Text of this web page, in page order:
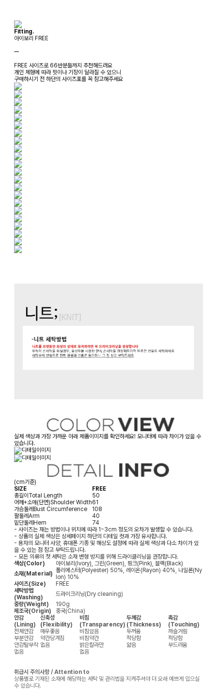
Fitting.
아이보리 FREE
ㅡ
FREE 사이즈로 66반분들까지 추천해드려요
개인 체형에 따라 핏이나 기장이 달라질 수 있으니
구매하시기 전 하단의 사이즈표를 꼭 참고해주세요
실제 색상과 가장 가까운 아래 제품이미지를 확인하세요! 모니터에 따라 차이가 있을 수
있습니다.
(cm기준)
SIZE
FREE
총길이 Total Length
50
어깨+소매(단면)Shoulder Width61
가슴둘레 Bust Circumference
108
팔둘레 Arm
40
밑단둘레 Hem
74
- 사이즈는 재는 방법이나 위치에 따라 1~3cm 정도의 오차가 발생할 수 있습니다.
- 상품의 실제 색상은 상세페이지 하단의 디테일 컷과 가장 유사합니다.
- 용자의 모니터 사양, 휴대폰 기종 및 해상도 설정에 따라 실제 색상과 다소 차이가 있
을 수 있는 점 참고 부탁드립니다.
- 모든 의류의 첫 세탁은 소재 변형 방지를 위해 드라이클리닝을 권장합니다.
색상(Color)
아이보리(Ivory), 그린(Green), 핑크(Pink), 블랙(Black)
소재(Material) 폴리에스터(Polyester) 50%, 레이온(Rayon) 40%, 나일론(Ny
lon) 10%
사이즈(Size)
FREE
세탁방법
(Washing)
드라이크리닝(Dry cleaning)
중량(Weight)
190g
제조국(Origin)
중국(China)
안감
(Lining)
신축성
(Flexibility)
비침
(Transparency)
두께감
(Thickness)
촉감
(Touching)
전체안감
매우좋음 비침있음 두꺼움
까슬거림
부분안감
약간당겨짐 비침약간 적당함
적당함
안감탈부착 없음 밝은칼라만 얇음
부드러움
없음
없음
취급시 주의사항 / Attention to
상품별로 기재된 소재에 해당하는 세탁 및 관리법을 지켜주셔야 더 오래 예쁘게 입으실
수 있습니다.